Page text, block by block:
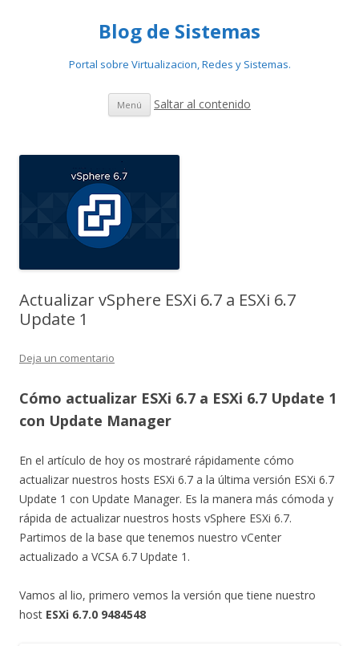
Blog de Sistemas
Portal sobre Virtualizacion, Redes y Sistemas.
Menú Saltar al contenido
Actualizar vSphere ESXi 6.7 a ESXi 6.7
Update 1
Deja un comentario
Cómo actualizar ESXi 6.7 a ESXi 6.7 Update 1
con Update Manager
En el artículo de hoy os mostraré rápidamente cómo
actualizar nuestros hosts ESXi 6.7 a la última versión ESXi 6.7
Update 1 con Update Manager. Es la manera más cómoda y
rápida de actualizar nuestros hosts vSphere ESXi 6.7.
Partimos de la base que tenemos nuestro vCenter
actualizado a VCSA 6.7 Update 1.
Vamos al lio, primero vemos la versión que tiene nuestro
host ESXi 6.7.0 9484548